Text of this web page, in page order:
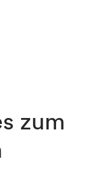
zum